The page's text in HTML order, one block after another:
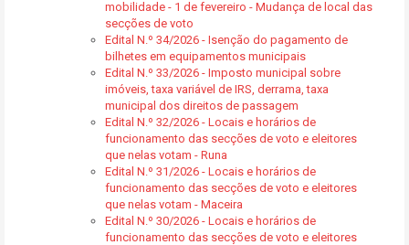
mobilidade - 1 de fevereiro - Mudança de local das
secções de voto
Edital N.º 34/2026 - Isenção do pagamento de
bilhetes em equipamentos municipais
Edital N.º 33/2026 - Imposto municipal sobre
imóveis, taxa variável de IRS, derrama, taxa
municipal dos direitos de passagem
Edital N.º 32/2026 - Locais e horários de
funcionamento das secções de voto e eleitores
que nelas votam - Runa
Edital N.º 31/2026 - Locais e horários de
funcionamento das secções de voto e eleitores
que nelas votam - Maceira
Edital N.º 30/2026 - Locais e horários de
funcionamento das secções de voto e eleitores